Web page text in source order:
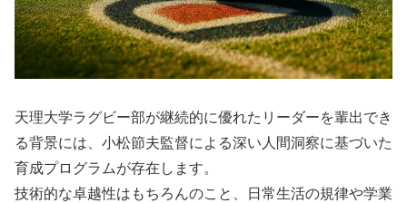
天理大学ラグビー部が継続的に優れたリーダーを輩出でき
る背景には、小松節夫監督による深い人間洞察に基づいた
育成プログラムが存在します。
技術的な卓越性はもちろんのこと、日常生活の規律や学業